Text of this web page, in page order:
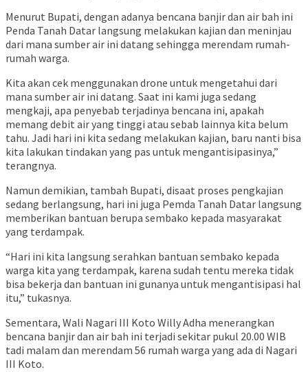
Menurut Bupati, dengan adanya bencana banjir dan air bah ini
Penda Tanah Datar langsung melakukan kajian dan meninjau
dari mana sumber air ini datang sehingga merendam rumah-
rumah warga.
Kita akan cek menggunakan drone untuk mengetahui dari
mana sumber air ini datang. Saat ini kami juga sedang
mengkaji, apa penyebab terjadinya bencana ini, apakah
memang debit air yang tinggi atau sebab lainnya kita belum
tahu. Jadi hari ini kita sedang melakukan kajian, baru nanti bisa
kita lakukan tindakan yang pas untuk mengantisipasinya,”
terangnya.
Namun demikian, tambah Bupati, disaat proses pengkajian
sedang berlangsung, hari ini juga Pemda Tanah Datar langsung
memberikan bantuan berupa sembako kepada masyarakat
yang terdampak.
“Hari ini kita langsung serahkan bantuan sembako kepada
warga kita yang terdampak, karena sudah tentu mereka tidak
bisa bekerja dan bantuan ini gunanya untuk mengantisipasi hal
itu,” tukasnya.
Sementara, Wali Nagari III Koto Willy Adha menerangkan
bencana banjir dan air bah ini terjadi sekitar pukul 20.00 WIB
tadi malam dan merendam 56 rumah warga yang ada di Nagari
III Koto.